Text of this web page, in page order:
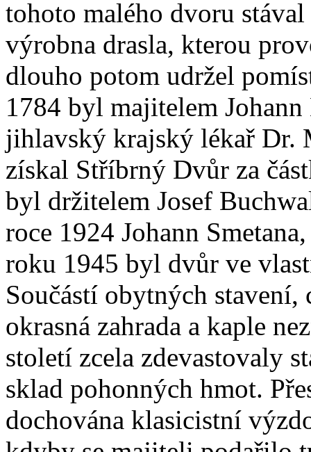
tohoto malého dvoru
výrobna drasla, kterou
dlouho potom udržel
1784 byl majitelem
jihlavský krajský lékař Dr.
získal Stříbrný Dvůr za
byl držitelem Josef
roce 1924 Johann
roku 1945 byl dvůr ve
Součástí obytných
okrasná zahrada a kaple
století zcela zdevastovaly
sklad pohonných hmot.
dochována klasicistní